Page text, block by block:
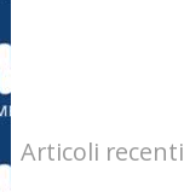
Articoli recenti